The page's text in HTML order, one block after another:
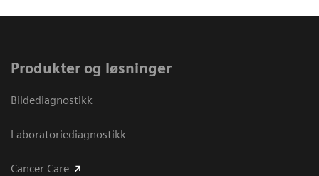
Produkter og løsninger
Bildediagnostikk
Laboratoriediagnostikk
Cancer Care